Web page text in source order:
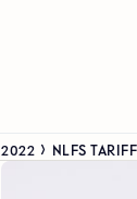
2022 NLFS